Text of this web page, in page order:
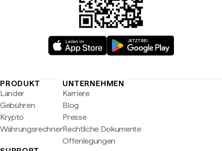
PRODUKT
Länder
Gebühren
Krypto
Währungsrechner
UNTERNEHMEN
Karriere
Blog
Presse
Rechtliche Dokumente
Offenlegungen